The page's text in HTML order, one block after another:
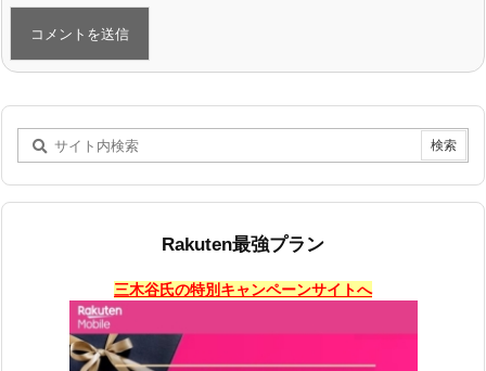
Rakuten最強プラン
三木谷氏の特別キャンペーンサイトへ